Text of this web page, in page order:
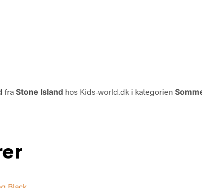
fra Stone Island hos Kids-world.dk i kategorien